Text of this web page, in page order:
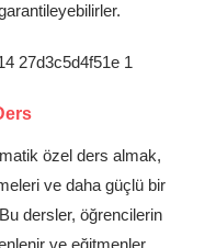
özel ders almak,
ve daha güçlü bir
dersler, öğrencilerin
ve eğitmenler